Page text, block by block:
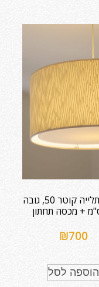
אהיל לתלייה קוטר 50, גובה
₪700
הוספה לסל